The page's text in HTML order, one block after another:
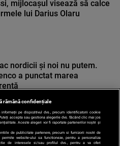
mijlocașul visează să calce
lui Darius Olaru
nordicii și noi nu putem.
a punctat marea
rămână confidențiale
pe dispozitivul dvs., precum identificatorii cookie
accepta sau gestiona alegerile dvs. făcând clic mai jos
Aceste alegeri vor fi raportate partenerilor noștri și
de publicitate partenere, precum si furnizorii nostri de
website-ului sa functioneze, pentru a personaliza
de interesele si/sau profilul dvs., pentru a va oferi